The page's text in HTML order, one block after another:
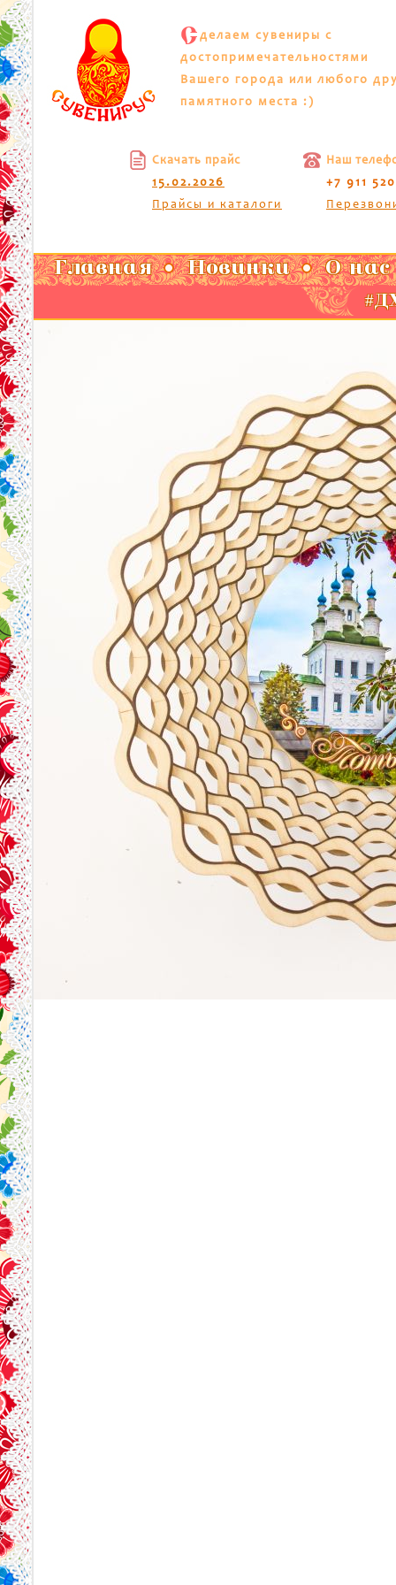
С делаем сувениры с
достопримечательностями
Вашего города или любого
памятного места :)
Скачать прайс
15.02.2026
Прайсы и каталоги
Наш
+7 911
Главная Новинки О нас